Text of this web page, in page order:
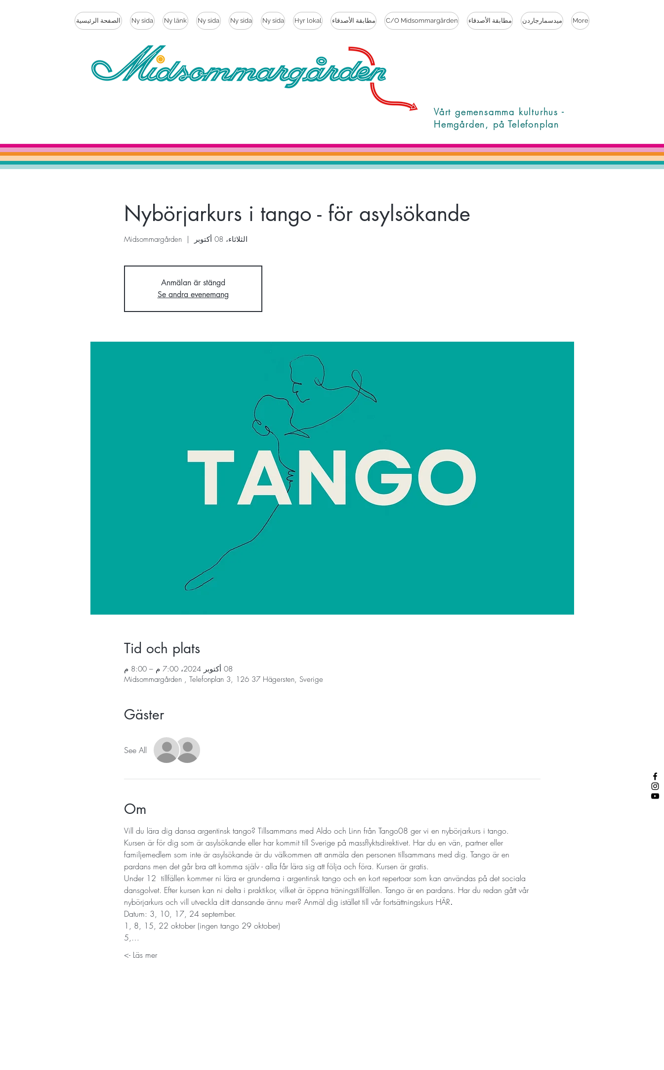
الصفحة الرئيسية Ny sida Ny länk Ny sida Ny sida Ny sida Hyr lokal مطابقة الأصدقاء C/O Midsommargården مطابقة الأصدقاء ميدسمارجاردن More
Vårt gemensamma kulturhus -
Hemgården, på Telefonplan
Nybörjarkurs i tango - för asylsökande
الثلاثاء، 08 أكتوبر
  |
Midsommargården
Anmälan är stängd
Se andra evenemang
Tid och plats
08 أكتوبر 2024، 7:00 م – 8:00 م
Midsommargården , Telefonplan 3, 126 37 Hägersten, Sverige
Gäster
See All
Om
Vill du lära dig dansa argentinsk tango? Tillsammans med Aldo och Linn från Tango08 ger vi en nybörjarkurs i tango.
Kursen är för dig som är asylsökande eller har kommit till Sverige på massflyktsdirektivet. Har du en vän, partner eller
familjemedlem som inte är asylsökande är du välkommen att anmäla den personen tillsammans med dig. Tango är en
pardans men det går bra att komma själv - alla får lära sig att följa och föra. Kursen är gratis.
Under 12  tillfällen kommer ni lära er grunderna i argentinsk tango och en kort repertoar som kan användas på det sociala
dansgolvet. Efter kursen kan ni delta i praktikor, vilket är öppna träningstillfällen. Tango är en pardans. Har du redan gått vår
nybörjarkurs och vill utveckla ditt dansande ännu mer? Anmäl dig istället till vår fortsättningskurs HÄR.
Datum: 3, 10, 17, 24 september.
1, 8, 15, 22 oktober (ingen tango 29 oktober)
5,…
Läs mer ->